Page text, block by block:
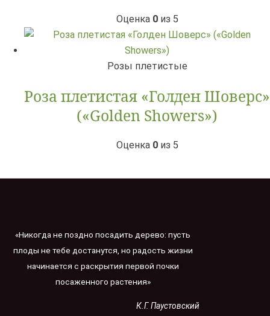
Оценка 0из 5
Розы плетистые
Роза плетистая «Голден Шоверс»
(«Golden Showers»)
Оценка 0из 5
«Никогда не поздно посадить дерево: пусть
плоды не тебе достанутся, но радость жизни
начинается с раскрытия первой почки
посаженного растения»
К.Г. Паустовский